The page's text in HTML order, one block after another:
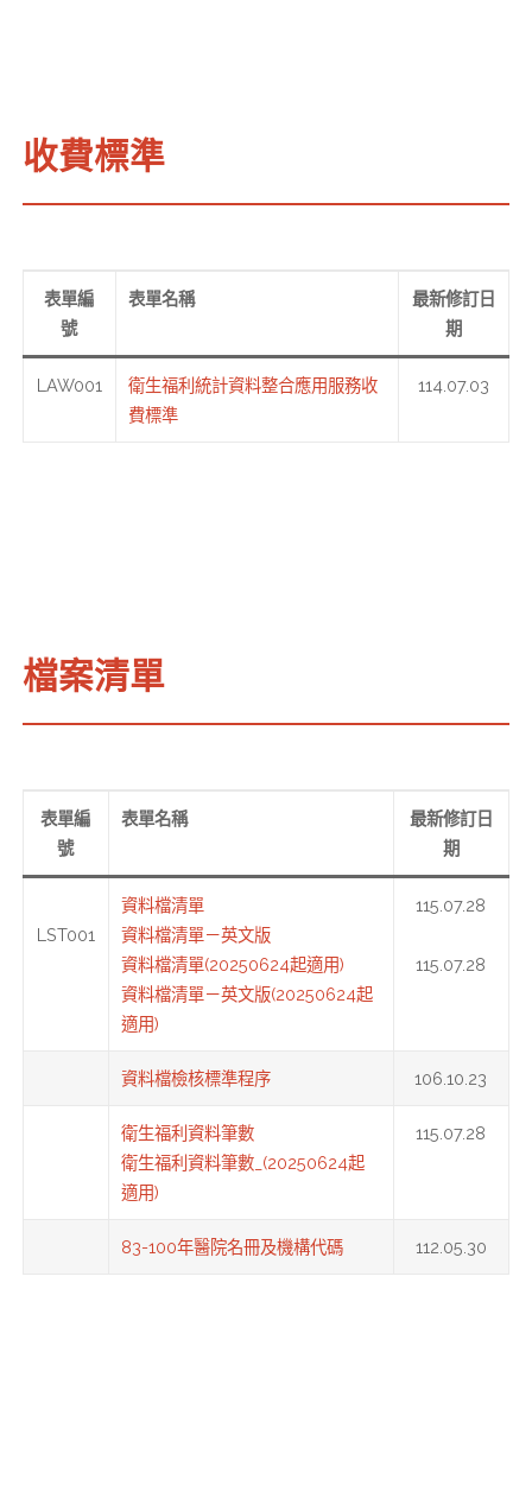
收費標準
表單編
號
表單名稱
最新修訂日
期
LAW001
衛生福利統計資料整合應用服務收
費標準
114.07.03
檔案清單
表單編
號
表單名稱
最新修訂日
期
LST001
資料檔清單
資料檔清單－英文版
資料檔清單(20250624起適用)
資料檔清單－英文版(20250624起
適用)
115.07.28
115.07.28
資料檔檢核標準程序 106.10.23
衛生福利資料筆數
衛生福利資料筆數_(20250624起
適用)
115.07.28
83-100年醫院名冊及機構代碼 112.05.30